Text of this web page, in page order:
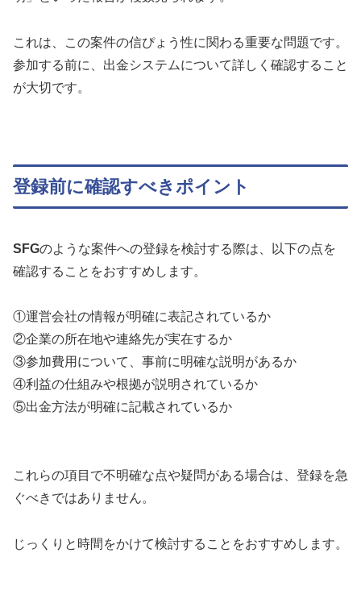
これは、この案件の信ぴょう性に関わる重要な問題です。
参加する前に、出金システムについて詳しく確認すること
が大切です。
登録前に確認すべきポイント
SFGのような案件への登録を検討する際は、以下の点を
確認することをおすすめします。
①運営会社の情報が明確に表記されているか
②企業の所在地や連絡先が実在するか
③参加費用について、事前に明確な説明があるか
④利益の仕組みや根拠が説明されているか
⑤出金方法が明確に記載されているか
これらの項目で不明確な点や疑問がある場合は、登録を急
ぐべきではありません。
じっくりと時間をかけて検討することをおすすめします。